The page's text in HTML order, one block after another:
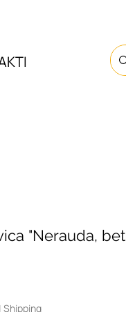
"Nerauda, bet
| Shipping